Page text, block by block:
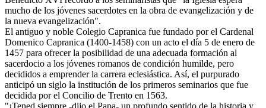
mucho de los jóvenes sacerdotes en la obra de evangelización y de
la nueva evangelización".
El antiguo y noble Colegio Capranica fue fundado por el Cardenal
Domenico Capranica (1400-1458) con un acto el día 5 de enero de
1457 para ofrecer la posibilidad de una adecuada formación al
sacerdocio a los jóvenes romanos de condición humilde, pero
decididos a emprender la carrera eclesiástica. Así, el purpurado
anticipó un siglo la institución de los primeros seminarios que fue
decidida por el Concilio de Trento en 1563.
"¡Tened siempre -dijo el Papa- un profundo sentido de la historia y